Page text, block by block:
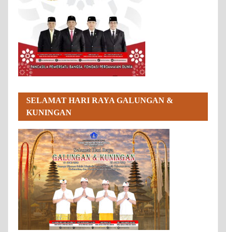
SELAMAT HARI RAYA GALUNGAN &
KUNINGAN